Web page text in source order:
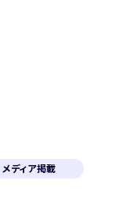
メディア掲載